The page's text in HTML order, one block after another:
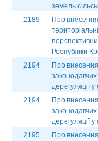
земель
2189
Про
Республіки
2194
Про
дерегуляції
2194
Про
дерегуляції
2195
Про